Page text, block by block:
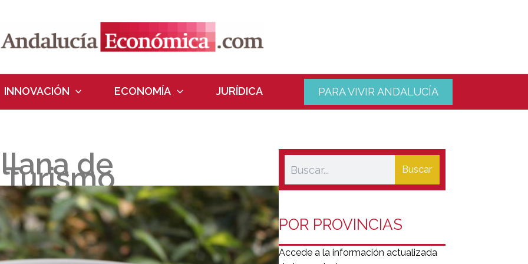
INNOVACIÓN ECONOMÍA JURÍDICA PARA VIVIR ANDALUCÍA
de Buscar
POR PROVINCIAS
Accede a la información actualizada